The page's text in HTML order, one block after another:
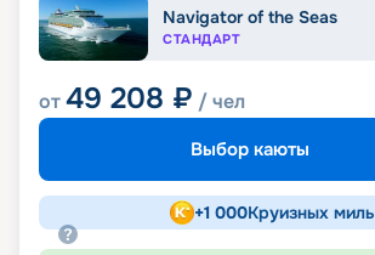
Navigator of the Seas
СТАНДАРТ
от49 208 ₽ / чел
Выбор каюты
+1 000Круизных миль